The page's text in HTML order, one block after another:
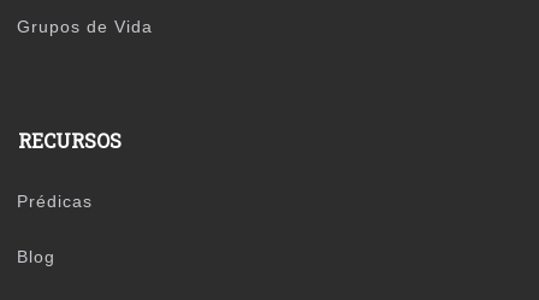
Grupos de Vida
RECURSOS
Prédicas
Blog